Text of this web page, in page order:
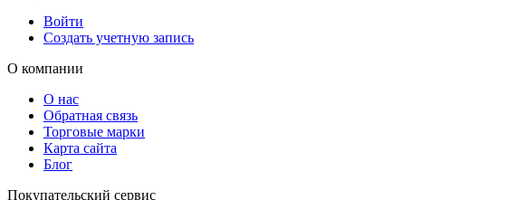
Войти
Создать учетную запись
О компании
О нас
Обратная связь
Торговые марки
Карта сайта
Блог
Покупательский сервис